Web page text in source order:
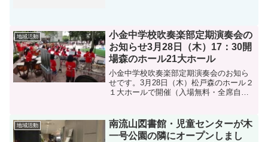
回は、松戸市社会福祉協...
地域活動
小金中学校吹奏楽部定期演奏会の
お知らせ3月28日（木）17：30開
場森のホール21大ホール
小金中学校吹奏楽部定期演奏会のお知ら
せです。3月28日（木）松戸森のホール２
１大ホールで開催（入場無料・全席自
みください。ドキュメント_2024-02-
19_12123...
地域活動
南流山図書館・児童センターが木
一号公園の隣にオープンしまし